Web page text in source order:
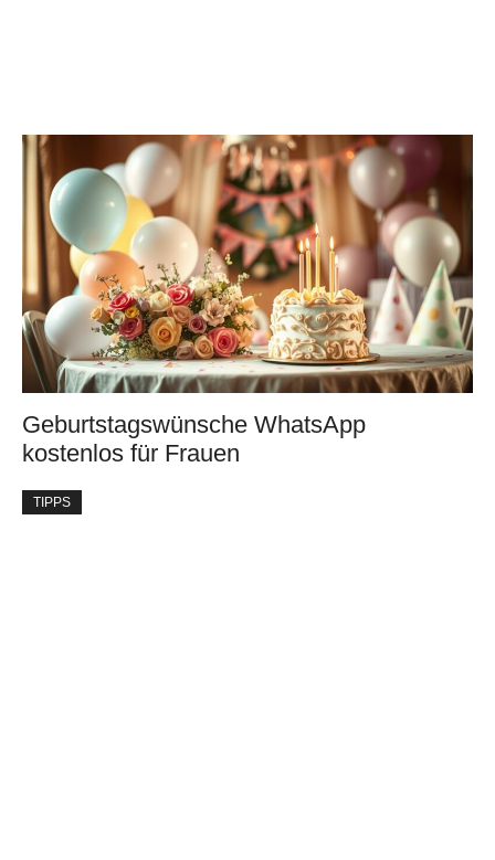
Geburtstagswünsche WhatsApp
kostenlos für Frauen
TIPPS